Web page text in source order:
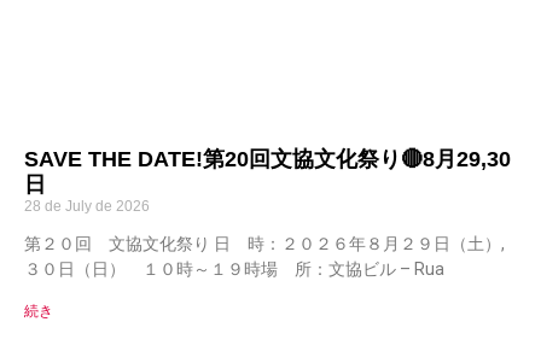
SAVE THE DATE!第20回文協文化祭り🔴8月29,30
日
28 de July de 2026
第２０回 文協文化祭り 日 時：２０２６年８月２９日（土）,
３０日（日） １０時～１９時場 所：文協ビル – Rua
続き